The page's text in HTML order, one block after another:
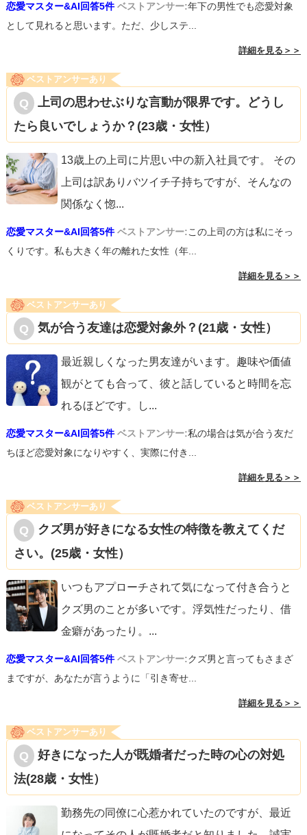
恋愛マスター&AI回答5件 ベストアンサー:年下の男性でも恋愛対象
として見れると思います。ただ、少しステ...
詳細を見る＞＞
ベストアンサーあり
上司の思わせぶりな言動が限界です。どうし
たら良いでしょうか？(23歳・女性）
13歳上の上司に片思い中の新入社員です。 その
上司は訳ありバツイチ子持ちですが、そんなの
関係なく惚...
恋愛マスター&AI回答5件 ベストアンサー:この上司の方は私にそっ
くりです。私も大きく年の離れた女性（年...
詳細を見る＞＞
ベストアンサーあり
気が合う友達は恋愛対象外？(21歳・女性）
最近親しくなった男友達がいます。趣味や価値
観がとても合って、彼と話していると時間を忘
れるほどです。し...
恋愛マスター&AI回答5件 ベストアンサー:私の場合は気が合う友だ
ちほど恋愛対象になりやすく、実際に付き...
詳細を見る＞＞
ベストアンサーあり
クズ男が好きになる女性の特徴を教えてくだ
さい。(25歳・女性）
いつもアプローチされて気になって付き合うと
クズ男のことが多いです。浮気性だったり、借
金癖があったり。 ...
恋愛マスター&AI回答5件 ベストアンサー:クズ男と言ってもさまざ
まですが、あなたが言うように「引き寄せ...
詳細を見る＞＞
ベストアンサーあり
好きになった人が既婚者だった時の心の対処
法(28歳・女性）
勤務先の同僚に心惹かれていたのですが、最近